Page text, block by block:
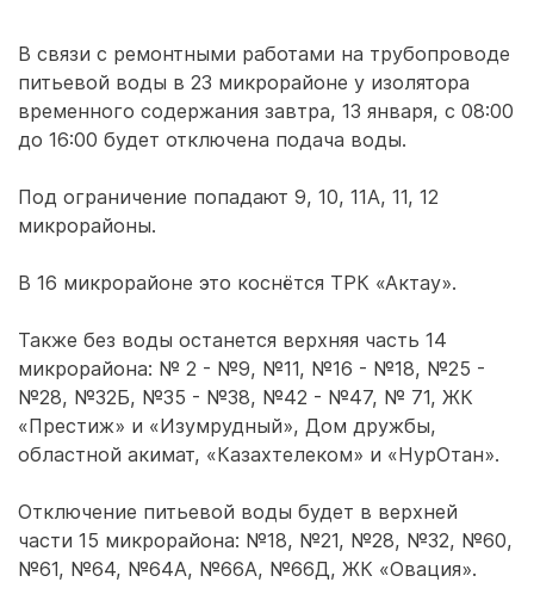
В связи с ремонтными работами на трубопроводе
питьевой воды в 23 микрорайоне у изолятора
временного содержания завтра, 13 января, с 08:00
до 16:00 будет отключена подача воды.
Под ограничение попадают 9, 10, 11А, 11, 12
микрорайоны.
В 16 микрорайоне это коснётся ТРК «Актау».
Также без воды останется верхняя часть 14
микрорайона: № 2 - №9, №11, №16 - №18, №25 -
№28, №32Б, №35 - №38, №42 - №47, № 71, ЖК
«Престиж» и «Изумрудный», Дом дружбы,
областной акимат, «Казахтелеком» и «НурОтан».
Отключение питьевой воды будет в верхней
части 15 микрорайона: №18, №21, №28, №32, №60,
№61, №64, №64А, №66А, №66Д, ЖК «Овация».